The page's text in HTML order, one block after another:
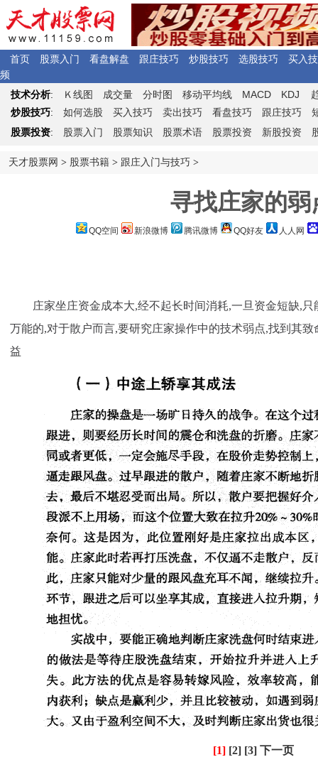
首页 股票入门 看盘解盘 跟庄技巧 炒股技巧 选股技巧
买入
频
技术分析: Ｋ 线图 成交量 分时图 移动平均线 MACD KDJ
炒股技巧: 如何选股 买入技巧 卖出技巧 看盘技巧 跟庄技巧
股票投资: 股票入门 股票知识 股票术语 股票投资 新股投资
天才股票网 > 股票书籍 > 跟庄入门与技巧 >
寻找庄家的弱
QQ空间 新浪微博 腾讯微博 QQ好友 人人网
庄家坐庄资金成本大,经不起长时间消耗,一旦资金短缺,只
万能的,对于散户而言,要研究庄家操作中的技术弱点,找到其
益
[1] [2] [3] 下一页